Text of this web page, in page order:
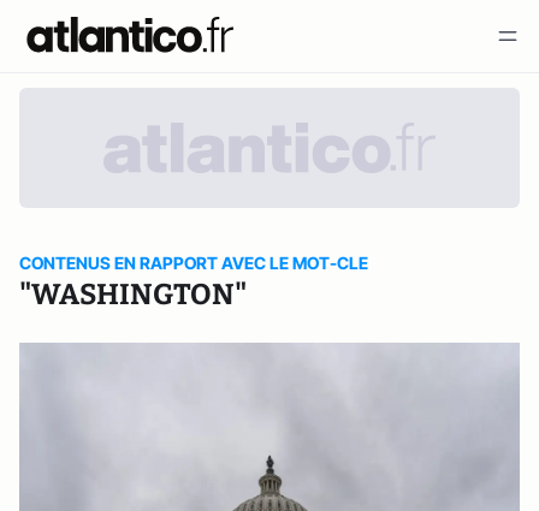
CONTENUS EN RAPPORT AVEC LE MOT-CLE
"WASHINGTON"